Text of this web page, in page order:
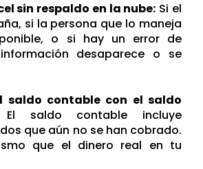
sin respaldo en la nube: Si el
si la persona que lo maneja
o si hay un error de
desaparece o se
saldo contable con el saldo
El saldo contable incluye
que aún no se han cobrado.
que el dinero real en tu